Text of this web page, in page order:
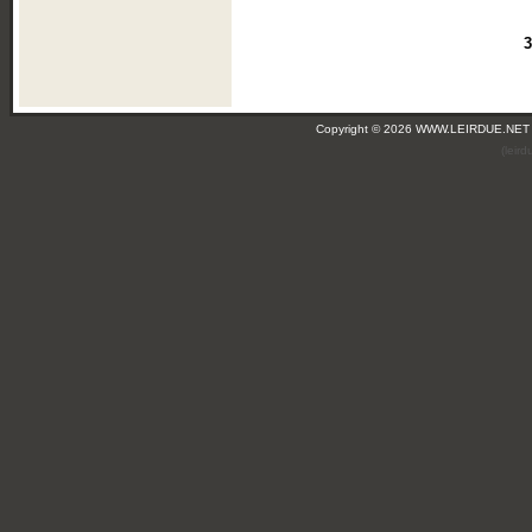
Copyright © 2026